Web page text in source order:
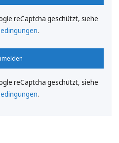
reCaptcha geschützt, siehe
.
reCaptcha geschützt, siehe
.